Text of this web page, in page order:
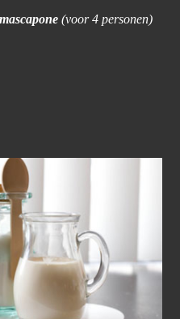
(voor 4 personen)